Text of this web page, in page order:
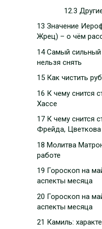
12.3
13 Значение
Жрец) – о чём
14 Самый
нельзя снять
15 Как чистить
16 К чему снится
Хассе
17 К чему снится
Фрейда, Цветкова
18 Молитва
работе
19 Гороскоп на
аспекты месяца
20 Гороскоп на
аспекты месяца
21 Камиль: